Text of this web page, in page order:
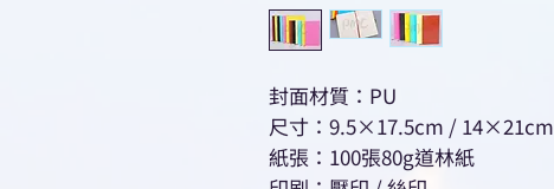
封面材質：PU
尺寸：9.5×17.5cm / 14×21cm
紙張：100張80g道林紙